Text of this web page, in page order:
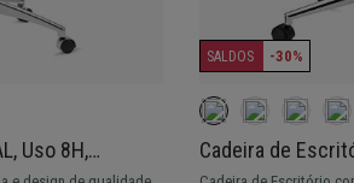
Uso 8H,
Design Moderno,
SALDOS -30%
Cadeira de
Encosto